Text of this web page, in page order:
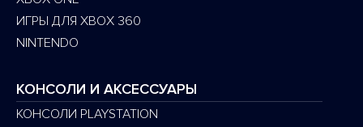
ИГРЫ ДЛЯ XBOX 360
NINTENDO
КОНСОЛИ И АКСЕССУАРЫ
КОНСОЛИ PLAYSTATION